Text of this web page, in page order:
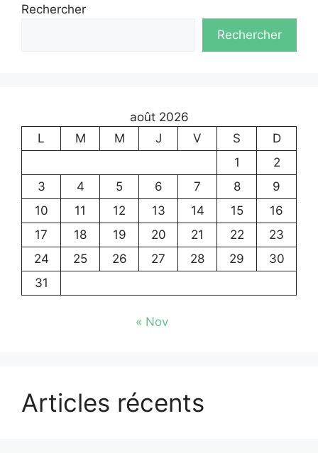
Rechercher
Rechercher
août 2026
L
M M J V S
D
1
2
3
4 5 6 7 8
9
10
11 12 13 14 15
16
17
18 19 20 21 22
23
24
25 26 27 28 29
30
31
« Nov
Articles récents